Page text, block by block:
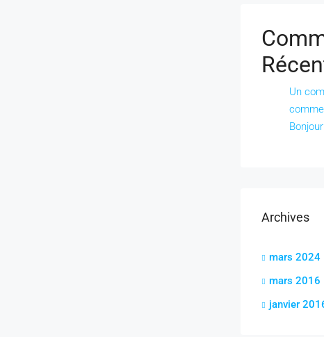
Un
Archives
mars 2024
mars 2016
janvier